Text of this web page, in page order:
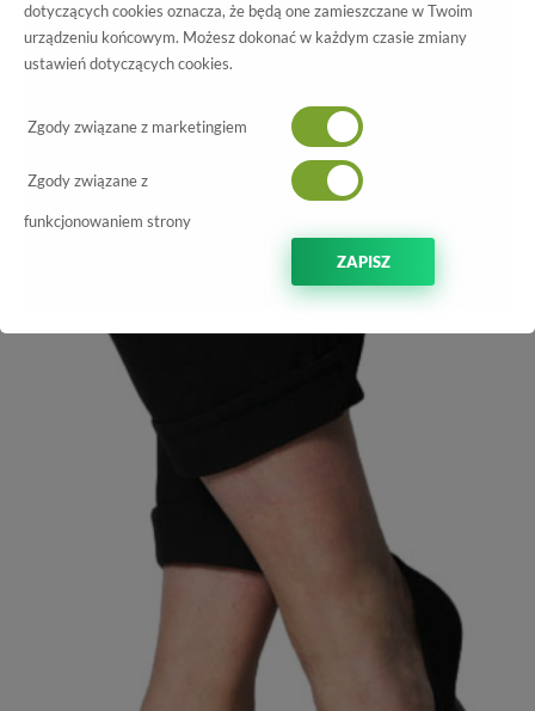
Wszystkie produkty
2265/SZP K-Zamsz +Lico Skóra Naturalna
-15%
dotyczących cookies oznacza, że będą one zamieszczane w Twoim
urządzeniu końcowym. Możesz dokonać w każdym czasie zmiany
ustawień dotyczących cookies.
Zgody związane z marketingiem
Zgody związane z
funkcjonowaniem strony
ZAPISZ